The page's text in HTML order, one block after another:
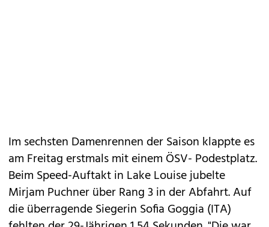
Im sechsten Damenrennen der Saison klappte es
am Freitag erstmals mit einem ÖSV- Podestplatz.
Beim Speed-Auftakt in Lake Louise jubelte
Mirjam Puchner über Rang 3 in der Abfahrt. Auf
die überragende Siegerin Sofia Goggia (ITA)